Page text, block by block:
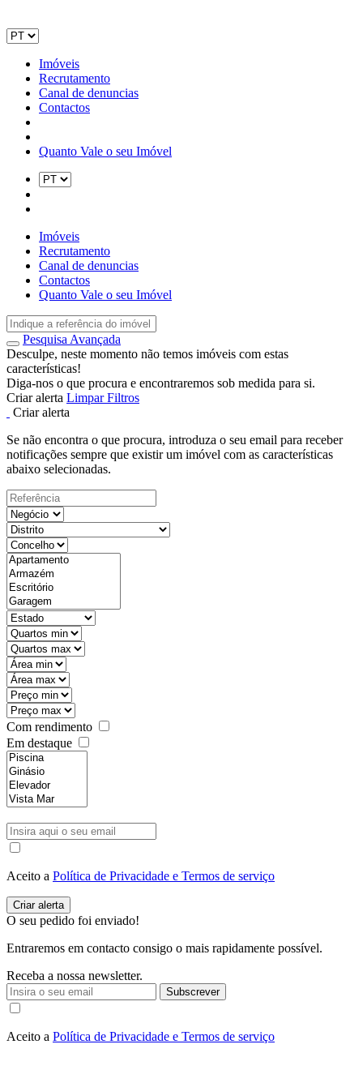
Imóveis
Recrutamento
Canal de denuncias
Contactos
Quanto Vale o seu Imóvel
Imóveis
Recrutamento
Canal de denuncias
Contactos
Quanto Vale o seu Imóvel
Pesquisa Avançada
Desculpe, neste momento não temos imóveis com estas
características!
Diga-nos o que procura e encontraremos sob medida para si.
Criar alerta Limpar Filtros
Criar alerta
Se não encontra o que procura, introduza o seu email para receber
notificações sempre que existir um imóvel com as características
abaixo selecionadas.
Com rendimento
Em destaque
Aceito a Política de Privacidade e Termos de serviço
O seu pedido foi enviado!
Entraremos em contacto consigo o mais rapidamente possível.
Receba a nossa newsletter.
Subscrever
Aceito a Política de Privacidade e Termos de serviço